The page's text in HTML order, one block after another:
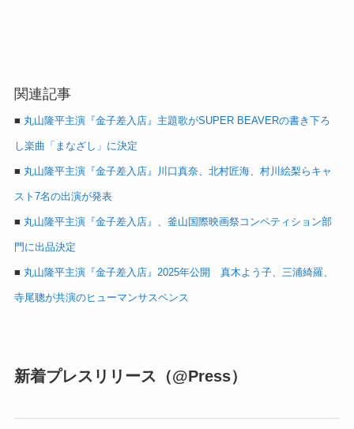
関連記事
■ 丸山隆平主演『金子差入店』主題歌がSUPER BEAVERの書き下ろ
し楽曲「まなざし」に決定
■ 丸山隆平主演『金子差入店』川口真奈、北村匠海、村川絵梨らキャ
スト7名の出演が発表
■ 丸山隆平主演『金子差入店』、釜山国際映画祭コンペティション部
門に出品決定
■ 丸山隆平主演『金子差入店』2025年公開 真木よう子、三浦綺羅、
寺尾聰が共演のヒューマンサスペンス
新着プレスリリース（@Press）